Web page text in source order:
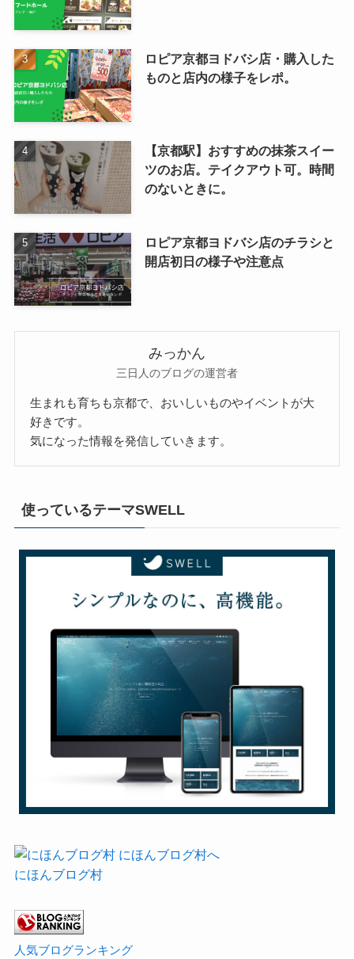
ロピア京都ヨドバシ店・購入した
ものと店内の様子をレポ。
【京都駅】おすすめの抹茶スイー
ツのお店。テイクアウト可。時間
のないときに。
ロピア京都ヨドバシ店のチラシと
開店初日の様子や注意点
みっかん
三日人のブログの運営者
生まれも育ちも京都で、おいしいものやイベントが大
好きです。
気になった情報を発信していきます。
使っているテーマSWELL
にほんブログ村
人気ブログランキング